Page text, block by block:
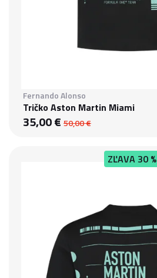
Fernando Alonso
Tričko Aston Martin Miami
35,00 € 50,00 €
ZĽAVA30 %